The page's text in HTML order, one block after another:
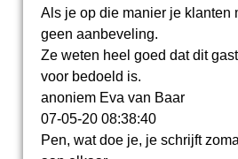
Als je op die manier je klanten
geen aanbeveling.
Ze weten heel goed dat dit
voor bedoeld is.
anoniem Eva van Baar
07-05-20 08:38:40
Pen, wat doe je, je schrijft